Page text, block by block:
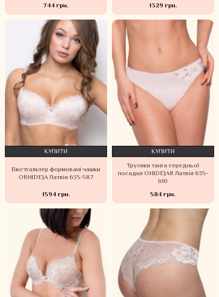
744 грн.
1329 грн.
Бюстгальтер формовані чашки
ORHIDEJA Латвія 635-587
1594 грн.
КУПИТИ
Трусики танга середньої
посадки OHIDEJAR Латвія 635-
610
584 грн.
КУПИТИ